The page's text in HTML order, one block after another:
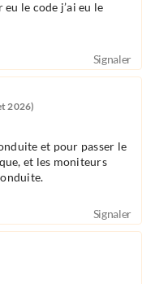
le code j’ai eu le
Signaler
2026)
et pour passer le
et les moniteurs
Signaler